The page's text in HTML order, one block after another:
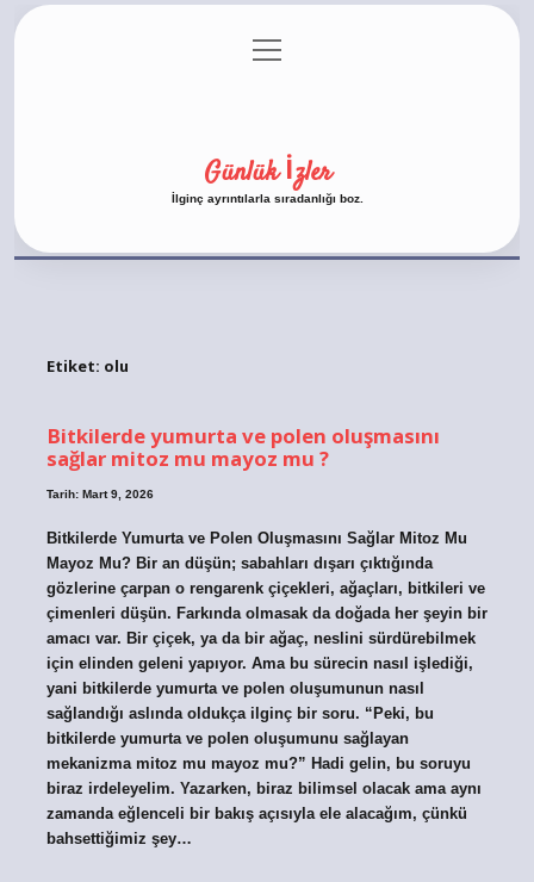
Gizlilik Politikası
menüyü
aç
Günlük İzler
İlginç ayrıntılarla sıradanlığı boz.
Etiket: olu
Bitkilerde yumurta ve polen oluşmasını
sağlar mitoz mu mayoz mu ?
Tarih: Mart 9, 2026
Bitkilerde Yumurta ve Polen Oluşmasını Sağlar Mitoz Mu
Mayoz Mu? Bir an düşün; sabahları dışarı çıktığında
gözlerine çarpan o rengarenk çiçekleri, ağaçları, bitkileri ve
çimenleri düşün. Farkında olmasak da doğada her şeyin bir
amacı var. Bir çiçek, ya da bir ağaç, neslini sürdürebilmek
için elinden geleni yapıyor. Ama bu sürecin nasıl işlediği,
yani bitkilerde yumurta ve polen oluşumunun nasıl
sağlandığı aslında oldukça ilginç bir soru. “Peki, bu
bitkilerde yumurta ve polen oluşumunu sağlayan
mekanizma mitoz mu mayoz mu?” Hadi gelin, bu soruyu
biraz irdeleyelim. Yazarken, biraz bilimsel olacak ama aynı
zamanda eğlenceli bir bakış açısıyla ele alacağım, çünkü
bahsettiğimiz şey…